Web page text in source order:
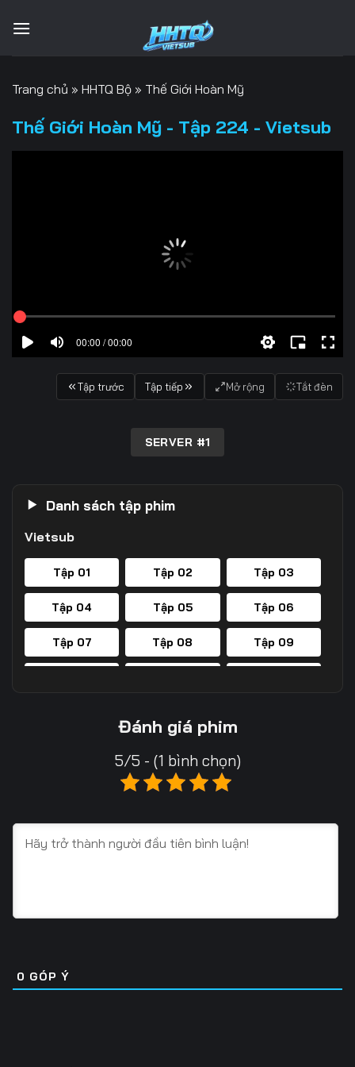
qua
Trang chủ » HHTQ Bộ » Thế Giới Hoàn Mỹ
Thế Giới Hoàn Mỹ - Tập 224 - Vietsub
00:00 / 00:00
Tập trước Tập tiếp Mở rộng Tắt đèn
SERVER #1
Danh sách tập phim
Vietsub
Tập 01 Tập 02 Tập 03
Tập 04 Tập 05 Tập 06
Tập 07 Tập 08 Tập 09
Tập 20
Tập 25 Tập 26
Tập 31 Tập 32 Tập 33
Tập 37 Tập 38 Tập 39
Đánh giá phim
5/5 - (1 bình chọn)
0 GÓP Ý